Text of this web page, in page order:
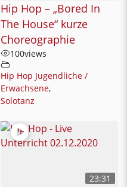
Hip Hop – „Bored In
The House“ kurze
Choreographie
100views
Hip Hop Jugendliche /
Erwachsene,
Solotanz
23:31